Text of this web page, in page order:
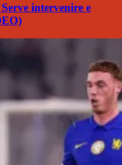
intervenire e